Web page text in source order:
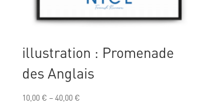
illustration : Promenade
des Anglais
10,00€ –40,00€